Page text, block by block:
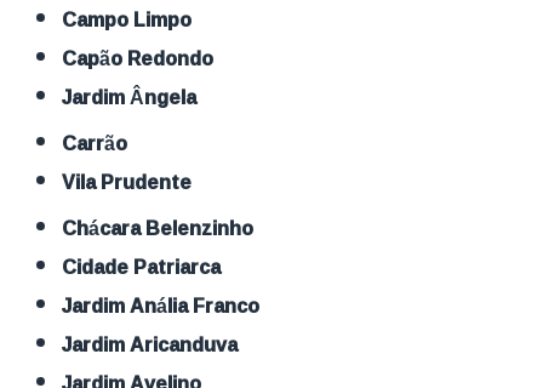
Campo Limpo
Capão Redondo
Jardim Ângela
Carrão
Vila Prudente
Chácara Belenzinho
Cidade Patriarca
Jardim Anália Franco
Jardim Aricanduva